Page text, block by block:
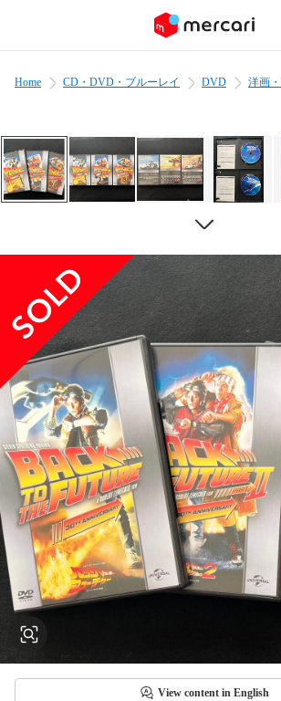
Home CD・DVD・ブルーレイ DVD 洋画
View content in English